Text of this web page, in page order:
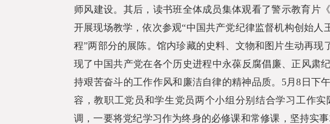
师风建设。其后，读书班全体成员集体观看了警示教育片《
开展现场教学，依次参观“中国共产党纪律监督机构创始
程”两部分的展陈。馆内珍藏的史料、文物和图片生动再
现了中国共产党在各个历史进程中永葆反腐倡廉、正风肃
持艰苦奋斗的工作作风和廉洁自律的精神品质。 5月8 日下
容，教职工党员和学生党员两个小组分别结合学习工作
调，一要将党纪学习作为终身的必修课和常修课，坚持实